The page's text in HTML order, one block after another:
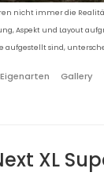
nicht immer die
Aspekt und Layout
aufgestellt sind,
Eigenarten Gallery
XL